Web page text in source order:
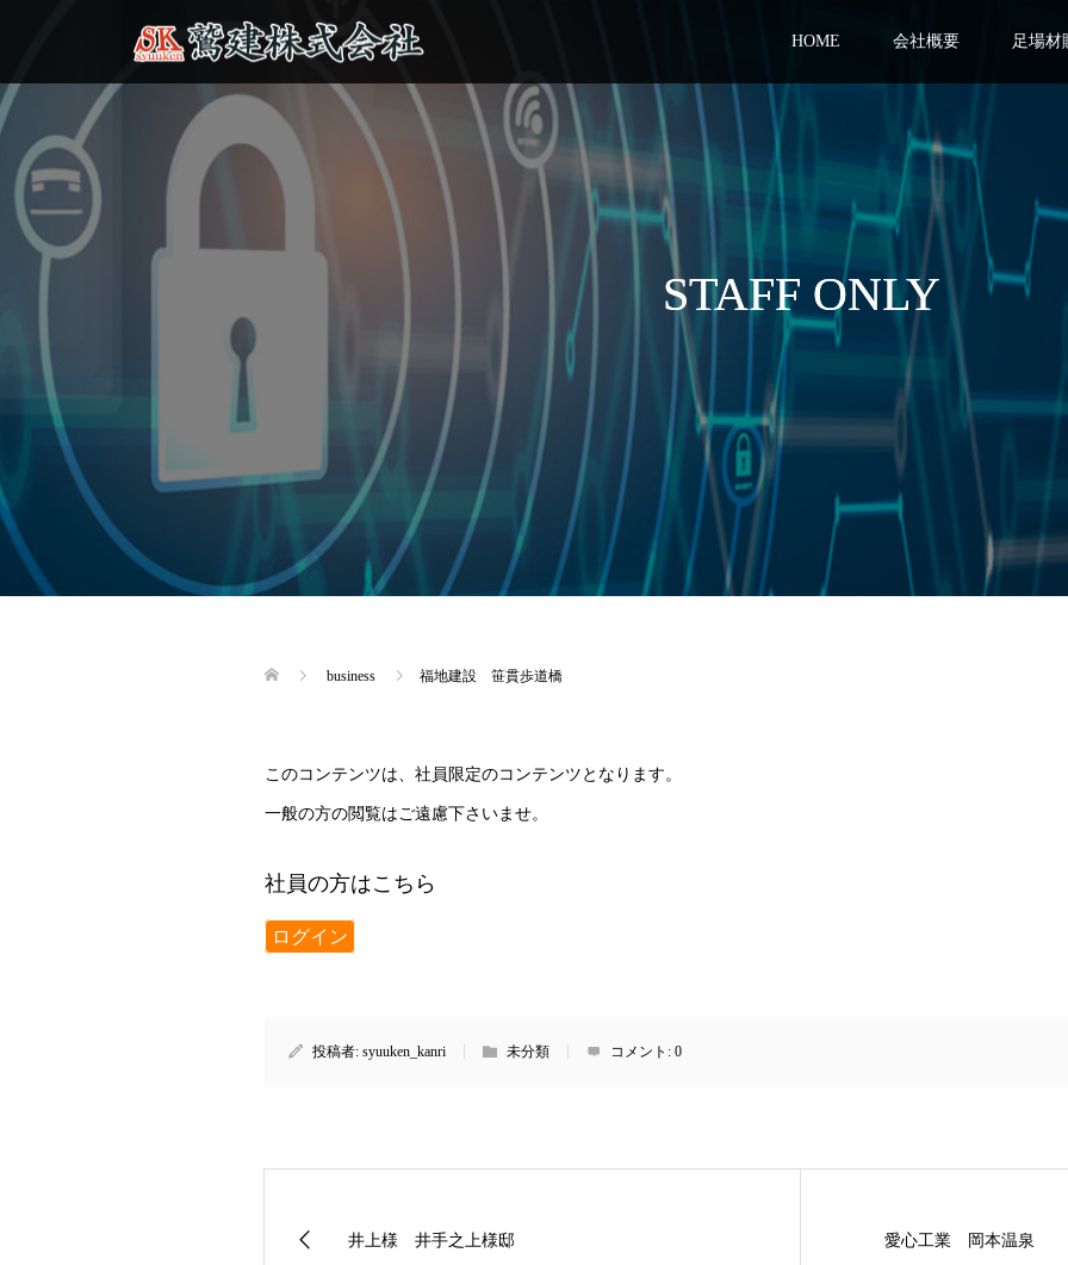
HOME 会社概要 足場材
STAFF ONLY
business 福地建設 笹貫歩道橋
このコンテンツは、社員限定のコンテンツとなります。
一般の方の閲覧はご遠慮下さいませ。
社員の方はこちら
ログイン
投稿者: syuuken_kanri 未分類 コメント: 0
井上様 井手之上様邸 愛心工業 岡本温泉